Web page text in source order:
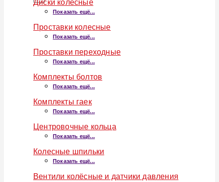
Диски колесные
Показать ещё...
Проставки колесные
Показать ещё...
Проставки переходные
Показать ещё...
Комплекты болтов
Показать ещё...
Комплекты гаек
Показать ещё...
Центровочные кольца
Показать ещё...
Колесные шпильки
Показать ещё...
Вентили колёсные и датчики давления